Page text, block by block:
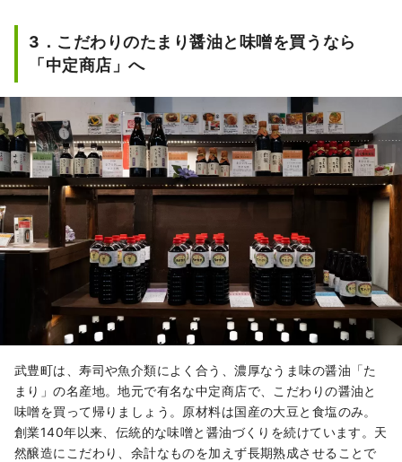
もたくさんあります。
フードコートでは、武豊町の味噌・た
ばなどの軽食、知多半島で水揚げされ
た新鮮な魚介類を使った海鮮料理など
をお召し上がりいただけます。
3．こだわりのたまり醤油と味噌を買うなら
「中定商店」へ
武豊町は、寿司や魚介類によく合う、濃厚なうま味の醤油「た
まり」の名産地。地元で有名な中定商店で、こだわりの醤油と
味噌を買って帰りましょう。原材料は国産の大豆と食塩のみ。
創業140年以来、伝統的な味噌と醤油づくりを続けています。天
然醸造にこだわり、余計なものを加えず長期熟成させることで